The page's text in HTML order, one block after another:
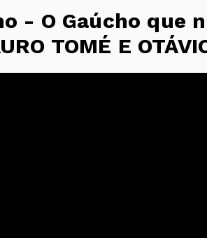
- O Gaúcho que
TOMÉ E